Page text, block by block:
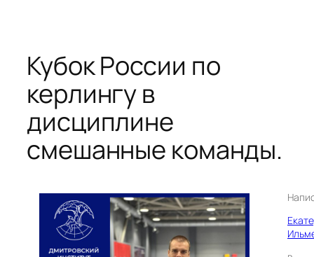
Кубок России по
керлингу в
дисциплине
смешанные команды.